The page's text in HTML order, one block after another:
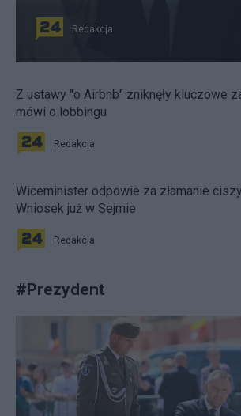
Redakcja
Z ustawy "o Airbnb" zniknęły kluczowe
mówi o lobbingu
Redakcja
Wiceminister odpowie za złamanie
Wniosek już w Sejmie
Redakcja
#Prezydent